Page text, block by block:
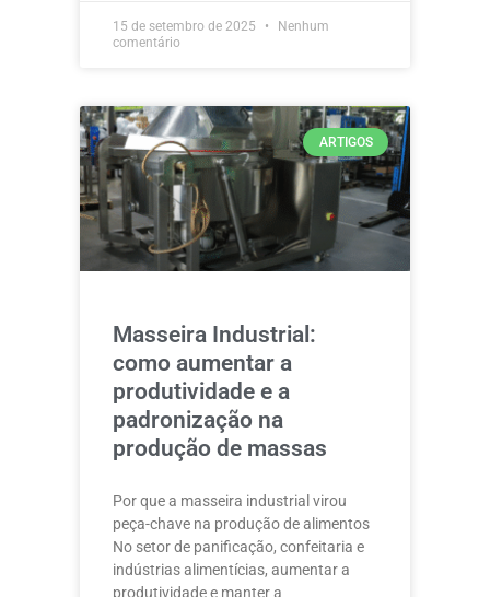
15 de setembro de 2025
Nenhum
comentário
ARTIGOS
Masseira Industrial:
como aumentar a
produtividade e a
padronização na
produção de massas
Por que a masseira industrial virou
peça-chave na produção de alimentos
No setor de panificação, confeitaria e
indústrias alimentícias, aumentar a
produtividade e manter a